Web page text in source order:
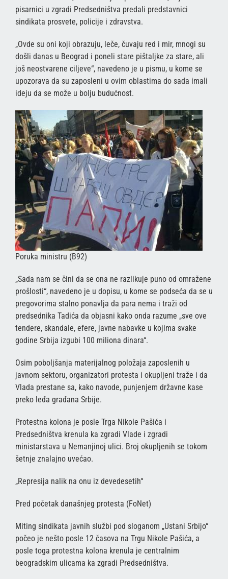
pisarnici u zgradi Predsedništva predali predstavnici
sindikata prosvete, policije i zdravstva.
„Ovde su oni koji obrazuju, leče, čuvaju red i mir, mnogi su
došli danas u Beograd i poneli stare pištaljke za stare, ali
još neostvarene ciljeve“, navedeno je u pismu, u kome se
upozorava da su zaposleni u ovim oblastima do sada imali
ideju da se može u bolju budućnost.
Poruka ministru (B92)
„Sada nam se čini da se ona ne razlikuje puno od omražene
prošlosti“, navedeno je u dopisu, u kome se podseća da se u
pregovorima stalno ponavlja da para nema i traži od
predsednika Tadića da objasni kako onda razume „sve ove
tendere, skandale, efere, javne nabavke u kojima svake
godine Srbija izgubi 100 miliona dinara“.
Osim poboljšanja materijalnog položaja zaposlenih u
javnom sektoru, organizatori protesta i okupljeni traže i da
Vlada prestane sa, kako navode, punjenjem državne kase
preko leđa građana Srbije.
Protestna kolona je posle Trga Nikole Pašića i
Predsedništva krenula ka zgradi Vlade i zgradi
ministarstava u Nemanjinoj ulici. Broj okupljenih se tokom
šetnje znalajno uvećao.
„Represija nalik na onu iz devedesetih“
Pred početak današnjeg protesta (FoNet)
Miting sindikata javnih službi pod sloganom „Ustani Srbijo“
počeo je nešto posle 12 časova na Trgu Nikole Pašića, a
posle toga protestna kolona krenula je centralnim
beogradskim ulicama ka zgradi Predsedništva.